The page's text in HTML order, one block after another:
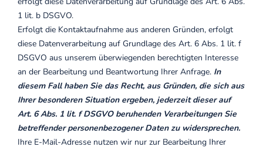
1 lit. b DSGVO.
Erfolgt die Kontaktaufnahme aus anderen Gründen, erfolgt
diese Datenverarbeitung auf Grundlage des Art. 6 Abs. 1 lit. f
DSGVO aus unserem überwiegenden berechtigten Interesse
an der Bearbeitung und Beantwortung Ihrer Anfrage. In
diesem Fall haben Sie das Recht, aus Gründen, die sich aus
Ihrer besonderen Situation ergeben, jederzeit dieser auf
Art. 6 Abs. 1 lit. f DSGVO beruhenden Verarbeitungen Sie
betreffender personenbezogener Daten zu widersprechen.
Ihre E-Mail-Adresse nutzen wir nur zur Bearbeitung Ihrer